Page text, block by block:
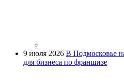
9 июля 2026 В Подмосковье
для бизнеса по франшизе